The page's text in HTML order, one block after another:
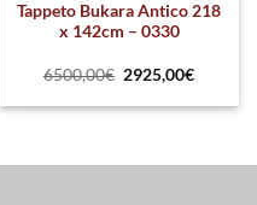
Tappeto Bukara Antico 218
x 142cm – 0330
6500,00€ 2925,00€